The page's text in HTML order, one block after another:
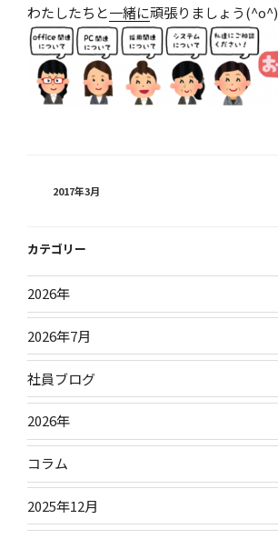
わたしたちと一緒に頑張りましょう(^o^)
カ
リ
ー
2017年3月
カテゴリー
2026年
2026年7月
社員ブログ
2026年
コラム
2025年12月